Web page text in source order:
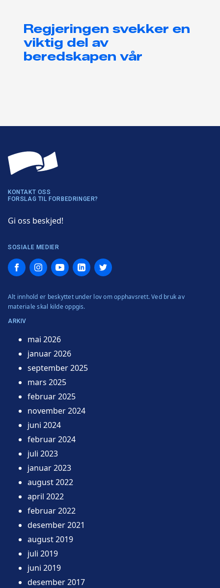
Regjeringen svekker en
viktig del av
beredskapen vår
KONTAKT OSS
FORSLAG TIL FORBEDRINGER?
Gi oss beskjed!
SOSIALE MEDIER
FacebookInstagramYouTubeLinkedInTwitter
Alt innhold er beskyttet under lov om opphavsrett. Ved bruk av
materiale skal kilde oppgis.
ARKIV
mai 2026
januar 2026
september 2025
mars 2025
februar 2025
november 2024
juni 2024
februar 2024
juli 2023
januar 2023
august 2022
april 2022
februar 2022
desember 2021
august 2019
juli 2019
juni 2019
desember 2017